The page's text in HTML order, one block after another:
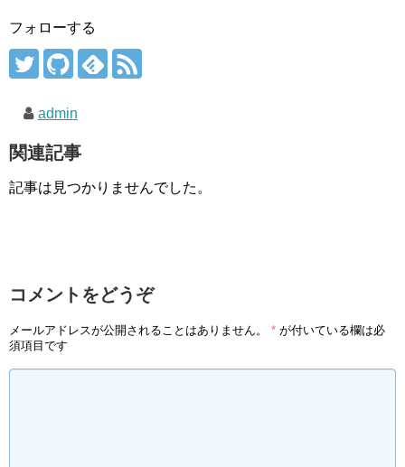
フォローする
admin
関連記事
記事は見つかりませんでした。
コメントをどうぞ
メールアドレスが公開されることはありません。 * が付いている欄は必
須項目です